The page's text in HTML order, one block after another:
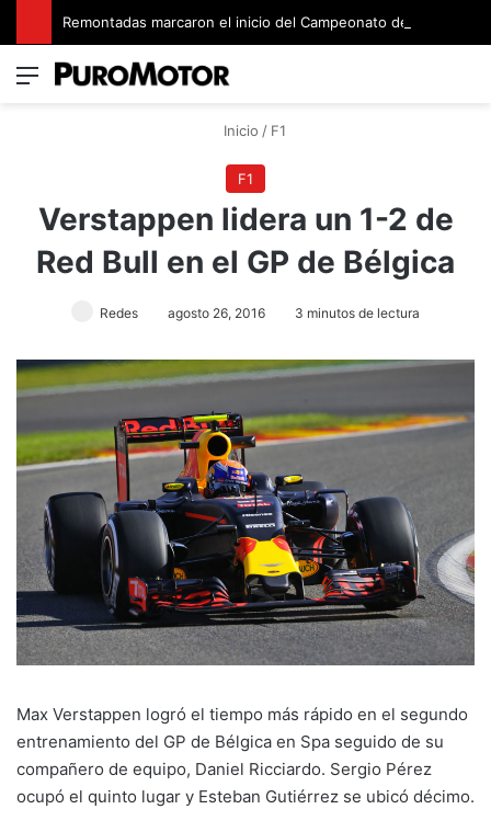
Menú
Inicio / F1
F1
Verstappen lidera un 1-2 de
Red Bull en el GP de Bélgica
Redes agosto 26, 2016 3 minutos de lectura
Max Verstappen logró el tiempo más rápido en el segundo
entrenamiento del GP de Bélgica en Spa seguido de su
compañero de equipo, Daniel Ricciardo. Sergio Pérez
ocupó el quinto lugar y Esteban Gutiérrez se ubicó décimo.